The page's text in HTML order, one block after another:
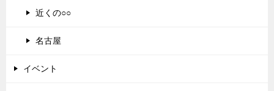
近くの○○
名古屋
イベント